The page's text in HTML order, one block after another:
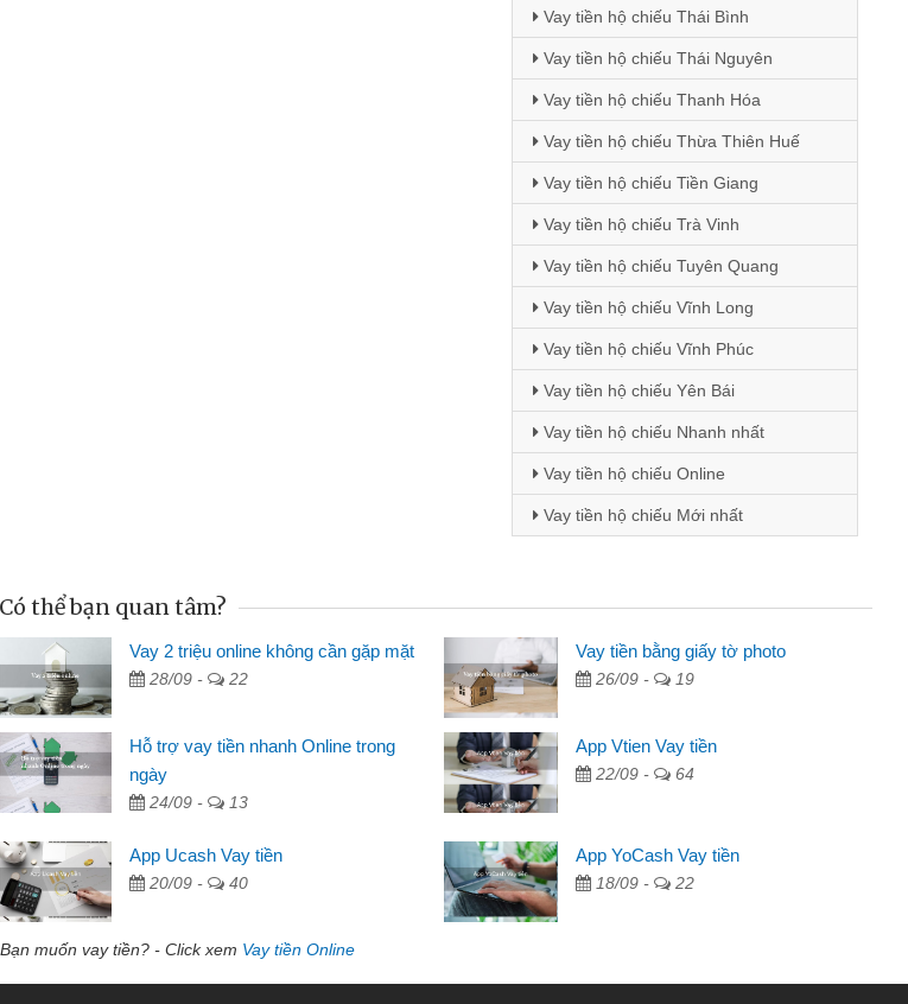
Vay tiền hộ chiếu Thái Bình
Vay tiền hộ chiếu Thái Nguyên
Vay tiền hộ chiếu Thanh Hóa
Vay tiền hộ chiếu Thừa Thiên Huế
Vay tiền hộ chiếu Tiền Giang
Vay tiền hộ chiếu Trà Vinh
Vay tiền hộ chiếu Tuyên Quang
Vay tiền hộ chiếu Vĩnh Long
Vay tiền hộ chiếu Vĩnh Phúc
Vay tiền hộ chiếu Yên Bái
Vay tiền hộ chiếu Nhanh nhất
Vay tiền hộ chiếu Online
Vay tiền hộ chiếu Mới nhất
xe wave
online
thiệu cho bạn
cần vốn nhập
thiệu tôi đã giải
Mai Lan - Sinh viên
Tôi biết đến thông qua quảng cáo trên facebook. Tôi là
sinh viên nên cần đóng tiền nhà, sinh nhật bạn bè, mà đọc
thấy thủ tục nhanh gọn nên tôi quyết định vay
Lâm Minh Chánh
Mất 2 tuần các ngân hàng không ai cho vay. Trong khi
cần có 2 triệu để giải quyết việc riêng, trong 1-2 ngày tôi trả
được thôi. Cảm ơn đã giúp tôi kịp thời và nhanh chóng
Có thể bạn quan tâm?
Vay 2 triệu online không cần gặp mặt
28/09 - 22
Vay tiền bằng giấy tờ photo
26/09 - 19
Hỗ trợ vay tiền nhanh Online trong
ngày
24/09 - 13
App Vtien Vay tiền
22/09 - 64
App Ucash Vay tiền
20/09 - 40
App YoCash Vay tiền
18/09 - 22
Bạn muốn vay tiền? - Click xem Vay tiền Online